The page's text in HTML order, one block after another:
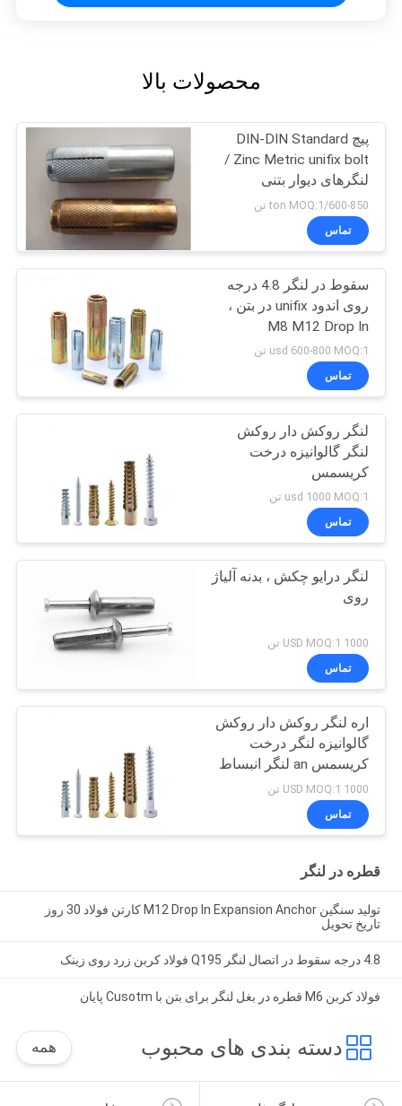
محصولات بالا
پیچ DIN-DIN Standard
Zinc Metric unifix bolt /
لنگرهای دیوار بتنی
600-850/ton MOQ:1 تن
تماس
سقوط در لنگر 4.8 درجه
روی اندود unifix در بتن ،
M8 M12 Drop In
Expansion Anchor
usd 600-800 MOQ:1 تن
تماس
لنگر روکش دار روکش
لنگر گالوانیزه درخت
کریسمس
usd 1000 MOQ:1 تن
تماس
لنگر درایو چکش ، بدنه آلیاژ
روی
1000 USD MOQ:1 تن
تماس
اره لنگر روکش دار روکش
گالوانیزه لنگر درخت
کریسمس an لنگر انبساط
1000 USD MOQ:1 تن
تماس
قطره در لنگر
توليد سنگين M12 Drop In Expansion Anchor کارتن فولاد 30 روز
تاريخ تحویل
4.8 درجه سقوط در اتصال لنگر Q195 فولاد کربن زرد روی زینک
فولاد کربن M6 قطره در بغل لنگر برای بتن با Cusotm پایان
دسته بندی های محبوب همه